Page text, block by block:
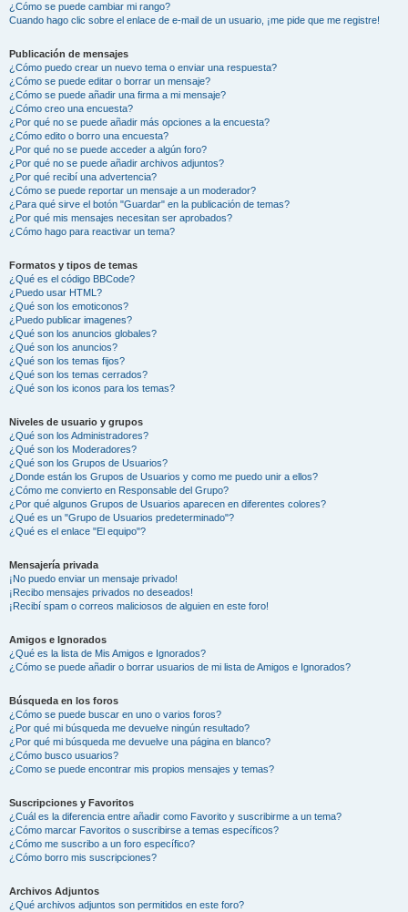
¿Cómo se puede cambiar mi rango?
Cuando hago clic sobre el enlace de e-mail de un usuario, ¡me pide que me registre!
Publicación de mensajes
¿Cómo puedo crear un nuevo tema o enviar una respuesta?
¿Cómo se puede editar o borrar un mensaje?
¿Cómo se puede añadir una firma a mi mensaje?
¿Cómo creo una encuesta?
¿Por qué no se puede añadir más opciones a la encuesta?
¿Cómo edito o borro una encuesta?
¿Por qué no se puede acceder a algún foro?
¿Por qué no se puede añadir archivos adjuntos?
¿Por qué recibí una advertencia?
¿Cómo se puede reportar un mensaje a un moderador?
¿Para qué sirve el botón "Guardar" en la publicación de temas?
¿Por qué mis mensajes necesitan ser aprobados?
¿Cómo hago para reactivar un tema?
Formatos y tipos de temas
¿Qué es el código BBCode?
¿Puedo usar HTML?
¿Qué son los emoticonos?
¿Puedo publicar imagenes?
¿Qué son los anuncios globales?
¿Qué son los anuncios?
¿Qué son los temas fijos?
¿Qué son los temas cerrados?
¿Qué son los iconos para los temas?
Niveles de usuario y grupos
¿Qué son los Administradores?
¿Qué son los Moderadores?
¿Qué son los Grupos de Usuarios?
¿Donde están los Grupos de Usuarios y como me puedo unir a ellos?
¿Cómo me convierto en Responsable del Grupo?
¿Por qué algunos Grupos de Usuarios aparecen en diferentes colores?
¿Qué es un "Grupo de Usuarios predeterminado"?
¿Qué es el enlace "El equipo"?
Mensajería privada
¡No puedo enviar un mensaje privado!
¡Recibo mensajes privados no deseados!
¡Recibí spam o correos maliciosos de alguien en este foro!
Amigos e Ignorados
¿Qué es la lista de Mis Amigos e Ignorados?
¿Cómo se puede añadir o borrar usuarios de mi lista de Amigos e Ignorados?
Búsqueda en los foros
¿Cómo se puede buscar en uno o varios foros?
¿Por qué mi búsqueda me devuelve ningún resultado?
¿Por qué mi búsqueda me devuelve una página en blanco?
¿Cómo busco usuarios?
¿Como se puede encontrar mis propios mensajes y temas?
Suscripciones y Favoritos
¿Cuál es la diferencia entre añadir como Favorito y suscribirme a un tema?
¿Cómo marcar Favoritos o suscribirse a temas específicos?
¿Cómo me suscribo a un foro específico?
¿Cómo borro mis suscripciones?
Archivos Adjuntos
¿Qué archivos adjuntos son permitidos en este foro?